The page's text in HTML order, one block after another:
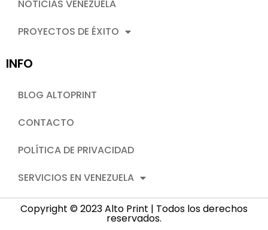
NOTICIAS VENEZUELA
PROYECTOS DE ÉXITO
INFO
BLOG ALTOPRINT
CONTACTO
POLÍTICA DE PRIVACIDAD
SERVICIOS EN VENEZUELA
Copyright © 2023 Alto Print | Todos los derechos
reservados.